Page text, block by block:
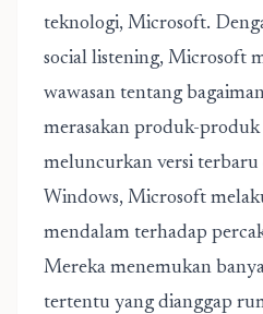
teknologi, Microsoft.
social listening, Microsoft
wawasan tentang
merasakan produk-produk
meluncurkan versi terbaru
Windows, Microsoft
mendalam terhadap
Mereka menemukan
tertentu yang dianggap